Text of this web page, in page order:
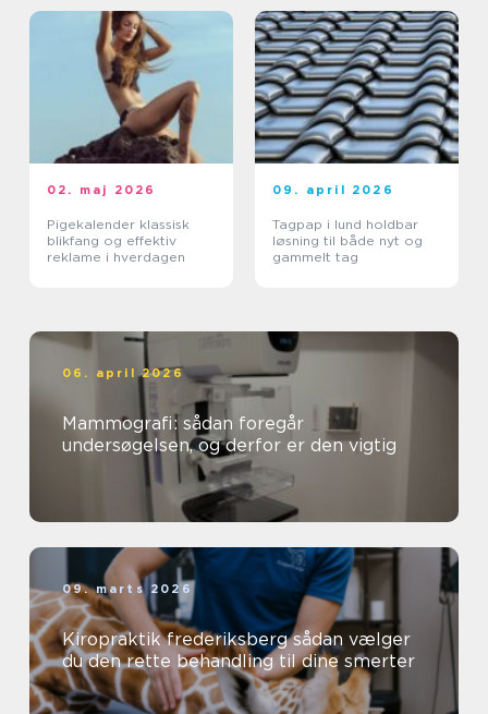
02. maj 2026
Pigekalender klassisk
blikfang og effektiv
reklame i hverdagen
09. april 2026
Tagpap i lund holdbar
løsning til både nyt og
gammelt tag
06. april 2026
Mammografi: sådan foregår
undersøgelsen, og derfor er den vigtig
09. marts 2026
Kiropraktik frederiksberg sådan vælger
du den rette behandling til dine smerter